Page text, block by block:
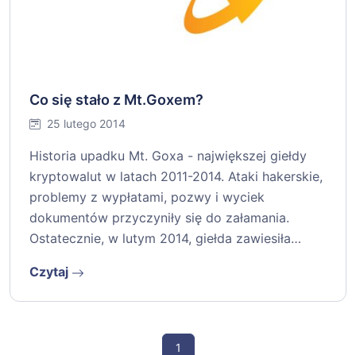
Co się stało z Mt.Goxem?
25 lutego 2014
Historia upadku Mt. Goxa - największej giełdy
kryptowalut w latach 2011-2014. Ataki hakerskie,
problemy z wypłatami, pozwy i wyciek
dokumentów przyczyniły się do załamania.
Ostatecznie, w lutym 2014, giełda zawiesiła…
Czytaj
1